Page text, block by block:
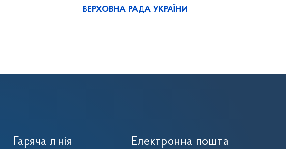
ВЕРХОВНА РАДА УКРАЇНИ
Гаряча лінія Електронна пошта